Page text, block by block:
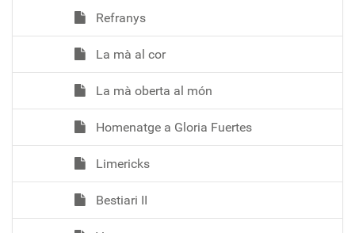
Refranys
La mà al cor
La mà oberta al món
Homenatge a Gloria Fuertes
Limericks
Bestiari II